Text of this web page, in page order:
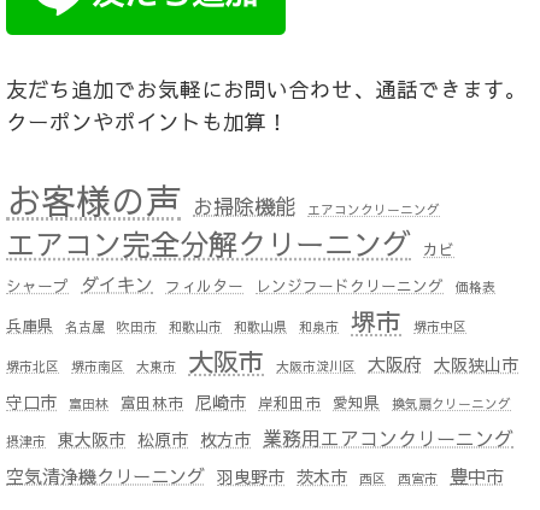
友だち追加でお気軽にお問い合わせ、通話できます。
クーポンやポイントも加算！
お客様の声 お掃除機能 エアコンクリーニング
エアコン完全分解クリーニング
カビ
シャープ
ダイキン フィルター レンジフードクリーニング 価格表
兵庫県 名古屋 吹田市 和歌山市 和歌山県 和泉市 堺市 堺市中区
堺市北区 堺市南区 大東市 大阪市 大阪市淀川区 大阪府 大阪狭山市
守口市
富田林 富田林市 尼崎市 岸和田市 愛知県 換気扇クリーニング
摂津市 東大阪市 松原市 枚方市 業務用エアコンクリーニング
空気清浄機クリーニング 羽曳野市 茨木市 西区 西宮市 豊中市